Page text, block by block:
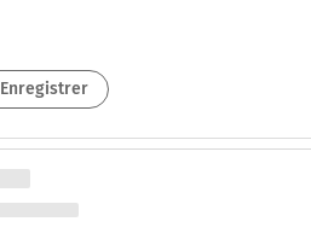
Enregistrer